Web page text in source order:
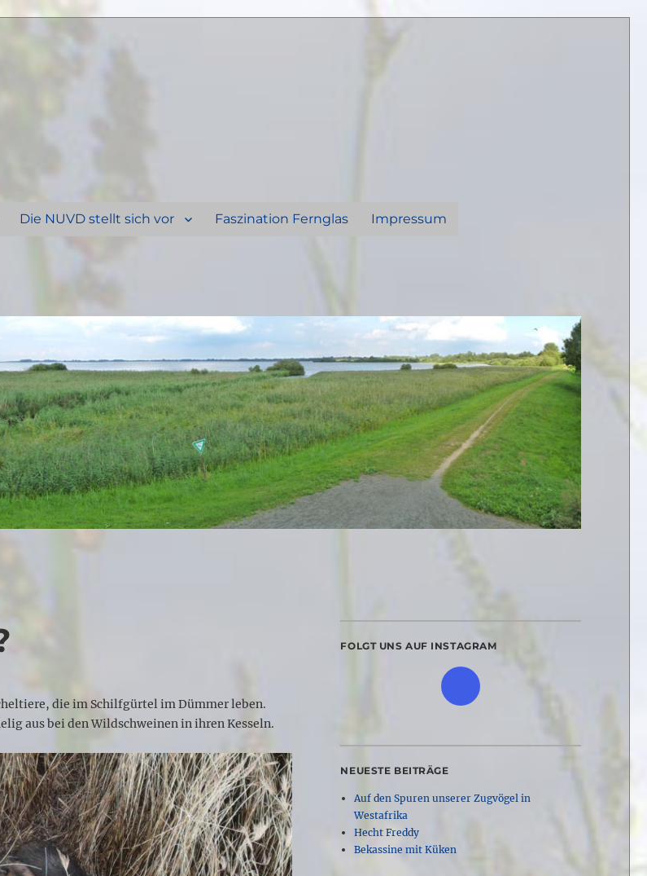
Die NUVD stellt sich vor Faszination Fernglas Impressum
die im Schilfgürtel im Dümmer leben.
aus bei den Wildschweinen in ihren Kesseln.
FOLGT UNS AUF INSTAGRAM
NEUESTE BEITRÄGE
Auf den Spuren unserer Zugvögel in
Westafrika
Hecht Freddy
Bekassine mit Küken